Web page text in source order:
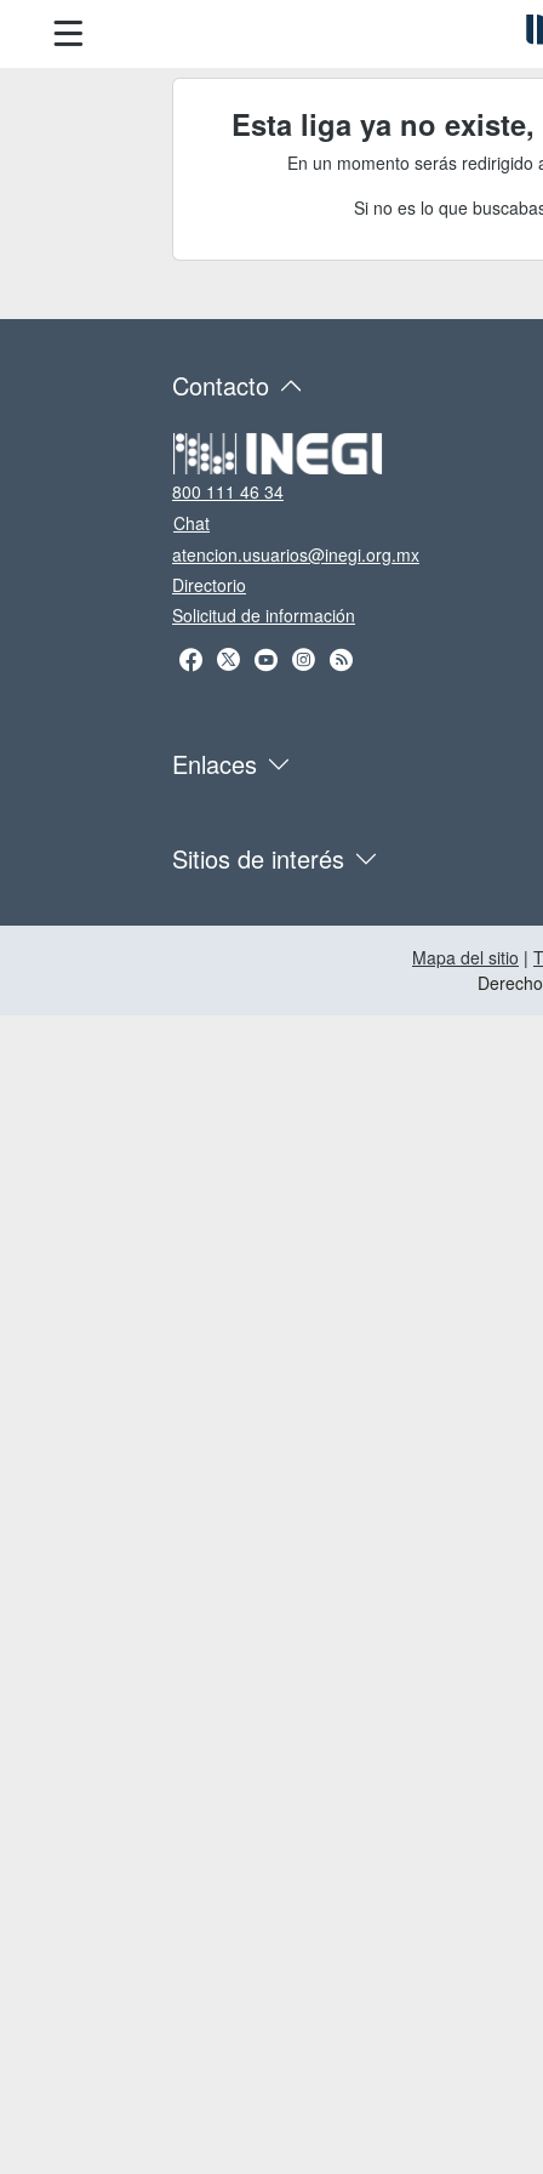
Esta liga ya no
En un momento serás
Si no es lo que
Contacto
800 111 46 34
Chat
atencion.usuarios@inegi.org.mx
Directorio
Solicitud de información
Enlaces
Sitios de interés
Mapa del sitio |